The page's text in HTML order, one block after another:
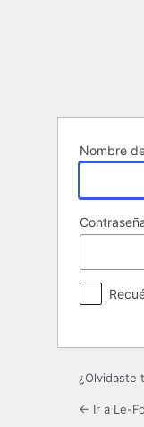
Nombre
¿Olvidaste
← Ir a Le-